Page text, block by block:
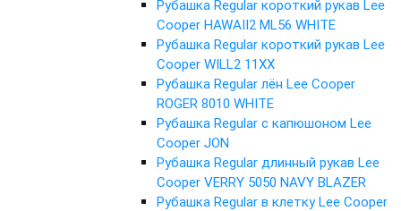
Рубашка Regular короткий рукав Lee
Cooper HAWAII2 ML56 WHITE
Рубашка Regular короткий рукав Lee
Cooper WILL2 11XX
Рубашка Regular лён Lee Cooper
ROGER 8010 WHITE
Рубашка Regular с капюшоном Lee
Cooper JON
Рубашка Regular длинный рукав Lee
Cooper VERRY 5050 NAVY BLAZER
Рубашка Regular в клетку Lee Cooper